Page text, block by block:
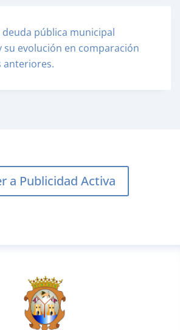
pública municipal
su evolución en comparación
anteriores.
a Publicidad Activa